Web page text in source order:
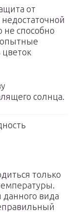
от
не способно
опытные
солнца.
только
вида